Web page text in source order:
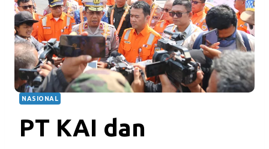
NASIONAL
PT KAI dan